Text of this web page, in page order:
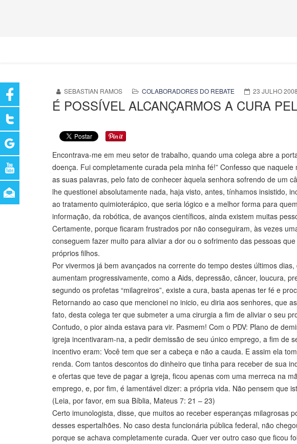
SEBASTIAN RAMOS COLABORADORES DO REBATE 23 JULHO 2008
É POSSÍVEL ALCANÇARMOS A CURA
Encontrava-me em meu setor de trabalho, quando uma colega abre a
doença. Fui completamente curada pela minha fé!” Confesso que
as suas palavras, pelo fato de conhecer àquela senhora sofrendo de um
lhe questionei absolutamente nada, haja visto, antes, tínhamos insistido,
ao tratamento quimioterápico, que seria lógico e a melhor forma para
informação, da robótica, de avanços científicos, ainda existem muitas
Certamente, porque ficaram frustrados por não conseguiram, às vezes
conseguem fazer muito para aliviar a dor ou o sofrimento das pessoas
próprios filhos.
Por vivermos já bem avançados na corrente do tempo destes últimos
aumentam progressivamente, como a Aids, depressão, câncer, loucura,
segundo os profetas “milagreiros”, existe a cura, basta apenas ter fé e
Retornando ao caso que mencionei no inicio, eu diria aos senhores, que
fato, desta colega ter que submeter a uma cirurgia a fim de aliviar o seu
Contudo, o pior ainda estava para vir. Pasmem! Com o PDV: Plano de
igreja incentivaram-na, a pedir demissão de seu único emprego, a fim de
incentivo eram: Você tem que ser a cabeça e não a cauda. E assim ela
renda. Com tantos descontos do dinheiro que tinha para receber de sua
e ofertas que teve de pagar a igreja, ficou apenas com uma merreca na
emprego, e, por fim, é lamentável dizer: a própria vida. Não pensem que
(Leia, por favor, em sua Bíblia, Mateus 7: 21 – 23)
Certo imunologista, disse, que muitos ao receber esperanças milagrosas
desses espertalhões. No caso desta funcionária pública federal, não
porque se achava completamente curada. Quer ver outro caso que ficou